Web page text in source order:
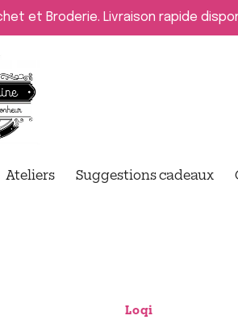
et Broderie. Livraison rapide
Ateliers Suggestions cadeaux
Loqi